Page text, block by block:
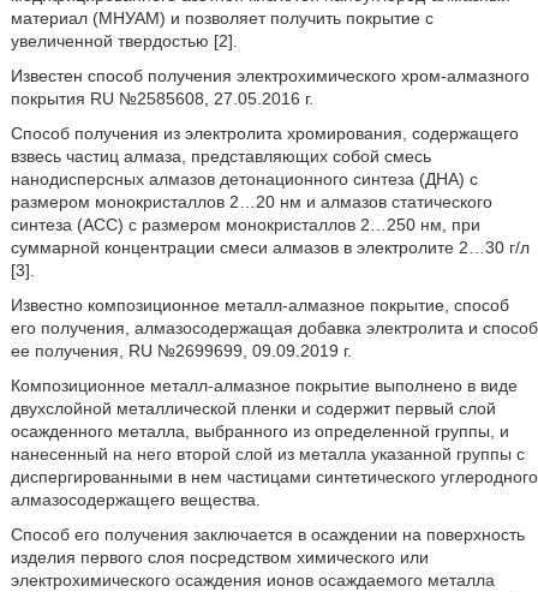
материал (МНУАМ) и позволяет получить покрытие с
увеличенной твердостью [2].
Известен способ получения электрохимического хром-алмазного
покрытия RU №2585608, 27.05.2016 г.
Способ получения из электролита хромирования, содержащего
взвесь частиц алмаза, представляющих собой смесь
нанодисперсных алмазов детонационного синтеза (ДНА) с
размером монокристаллов 2…20 нм и алмазов статического
синтеза (АСС) с размером монокристаллов 2…250 нм, при
суммарной концентрации смеси алмазов в электролите 2…30 г/л
[3].
Известно композиционное металл-алмазное покрытие, способ
его получения, алмазосодержащая добавка электролита и способ
ее получения, RU №2699699, 09.09.2019 г.
Композиционное металл-алмазное покрытие выполнено в виде
двухслойной металлической пленки и содержит первый слой
осажденного металла, выбранного из определенной группы, и
нанесенный на него второй слой из металла указанной группы с
диспергированными в нем частицами синтетического углеродного
алмазосодержащего вещества.
Способ его получения заключается в осаждении на поверхность
изделия первого слоя посредством химического или
электрохимического осаждения ионов осаждаемого металла